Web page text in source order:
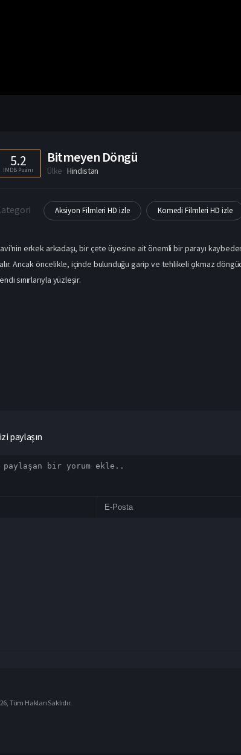
5.2
IMDB Puanı
Bitmeyen Döngü
Ülke Hindistan
Aksiyon Filmleri HD izle Komedi Filmleri HD izle
erkek arkadaşı, bir çete üyesine ait önemli bir parayı
Ancak öncelikle, içinde bulunduğu garip ve tehlikeli çıkmaz
sınırlarıyla yüzleşir.
paylaşın
Tüm Hakları Saklıdır.